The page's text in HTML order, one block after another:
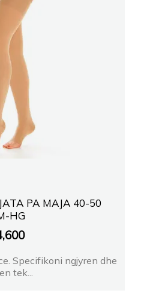
PA MAJA 40-50
HG
Specifikoni ngjyren dhe
tek...